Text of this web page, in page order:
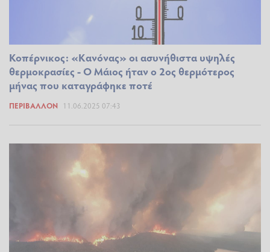
Κοπέρνικος: «Κανόνας» οι ασυνήθιστα υψηλές
θερμοκρασίες - Ο Μάιος ήταν ο 2ος θερμότερος
μήνας που καταγράφηκε ποτέ
ΠΕΡΙΒΆΛΛΟΝ 11.06.2025 07:43